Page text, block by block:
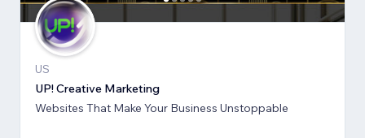
US
UP! Creative Marketing
Websites That Make Your Business Unstoppable